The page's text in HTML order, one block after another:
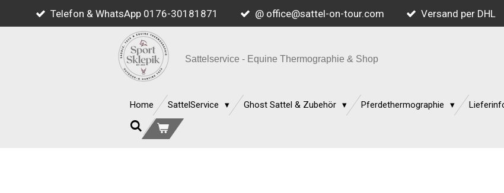
Hauptinhalt
Telefon & WhatsApp 0176-30181871 @ office@sattel-on-tour.com Versand per DHL
Sattelservice - Equine Thermographie & Shop
Home SattelService Ghost Sattel & Zubehör Pferdethermographie